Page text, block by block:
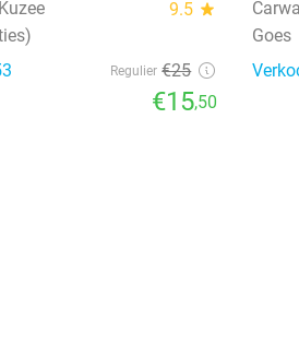
9.5 star
Regulier €25
€15,50
Goes